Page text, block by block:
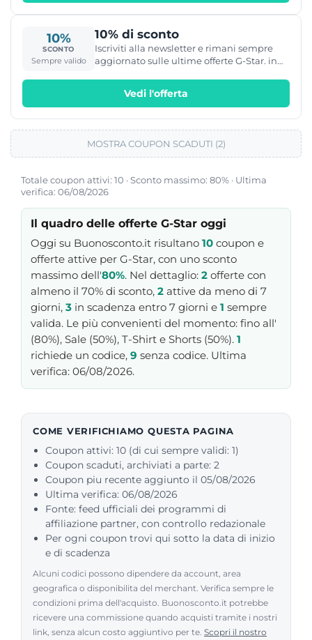
Totale coupon attivi: 10 · Sconto massimo: 80% · Ultima
verifica: 06/08/2026
Il quadro delle offerte G-Star oggi
Oggi su Buonosconto.it risultano 10 coupon e
offerte attive per G-Star, con uno sconto
massimo dell'80%. Nel dettaglio: 2 offerte con
almeno il 70% di sconto, 2 attive da meno di 7
giorni, 3 in scadenza entro 7 giorni e 1 sempre
valida. Le più convenienti del momento: fino all'
(80%), Sale (50%), T-Shirt e Shorts (50%). 1
richiede un codice, 9 senza codice. Ultima
verifica: 06/08/2026.
COME VERIFICHIAMO QUESTA PAGINA
Coupon attivi: 10 (di cui sempre validi: 1)
Coupon scaduti, archiviati a parte: 2
Coupon piu recente aggiunto il 05/08/2026
Ultima verifica: 06/08/2026
Fonte: feed ufficiali dei programmi di
affiliazione partner, con controllo redazionale
Per ogni coupon trovi qui sotto la data di inizio
e di scadenza
Alcuni codici possono dipendere da account, area
geografica o disponibilita del merchant. Verifica sempre le
condizioni prima dell'acquisto. Buonosconto.it potrebbe
ricevere una commissione quando acquisti tramite i nostri
link, senza alcun costo aggiuntivo per te. Scopri il nostro
10%
SCONTO
Sempre valido
10% di sconto
Iscriviti alla newsletter e rimani sempre
aggiornato sulle ultime offerte G-Star. in
Vedi l'offerta
MOSTRA COUPON SCADUTI (2)